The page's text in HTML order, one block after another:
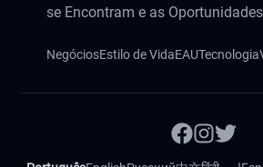
se Encontram e as
NegóciosEstilo de VidaEAUTecnologia